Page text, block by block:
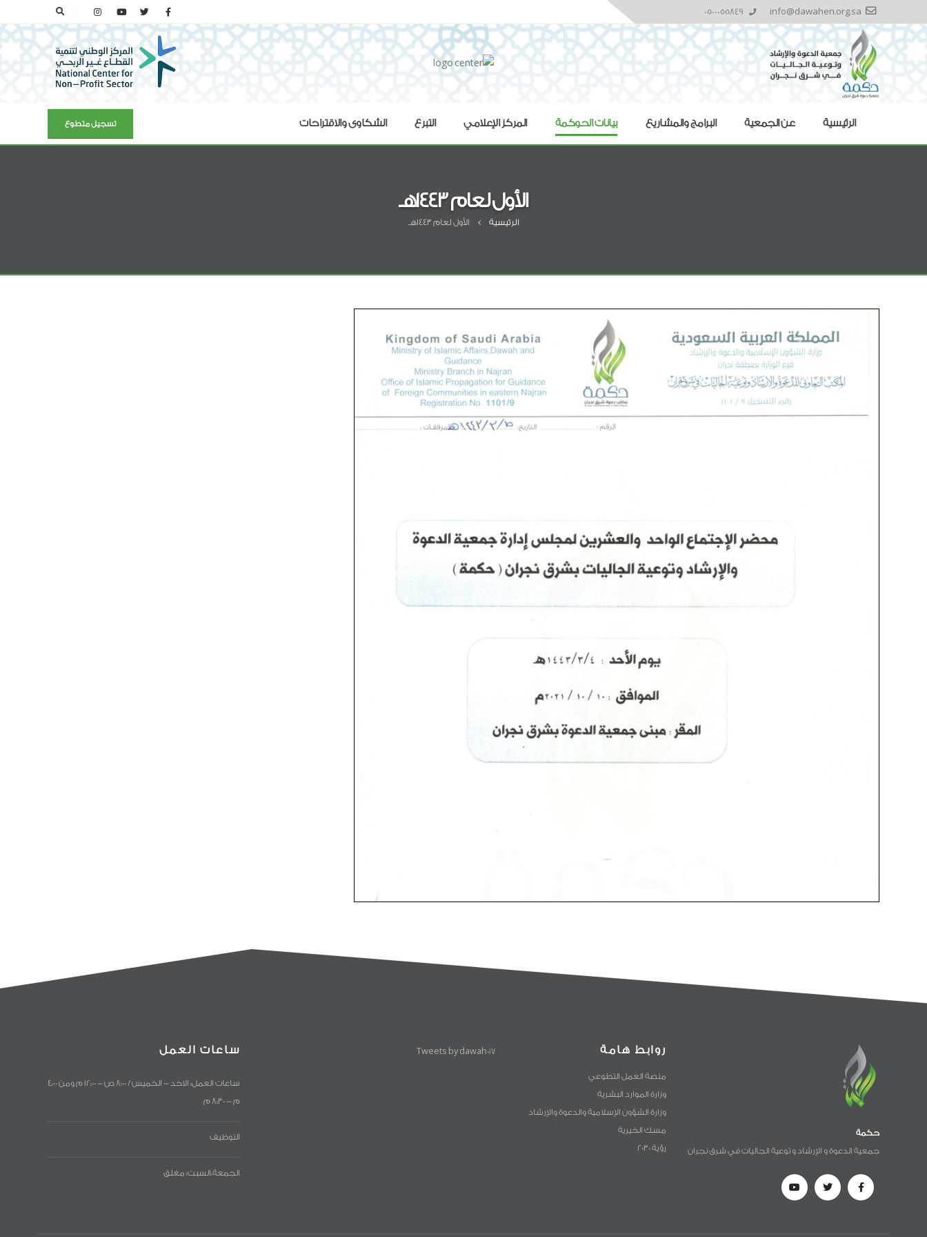
info@dawahen.org.sa
الرئيسية عن الجمعية البرامج والمشاريع بيانات الحوكمة المركز الإعلامي التبرع الشكاوى والاقتراحات تسجيل متطوع
الأول لعام 1443هـ
الرئيسية الأول لعام 1443هـ
حكمة
جمعية الدعوة و الإرشاد و توعية الجاليات في شرق نجران
روابط هامة
منصة العمل التطوعي
وزارة الموارد البشرية
وزارة الشؤون الإسلامية والدعوة والإرشاد
مسك الخيرية
رؤية 2030
Tweets by dawah017 ساعات العمل
ساعات العمل: الاحد - الخميس / 8:00 ص - 12:00 م ومن 4:00
م - 8:30 م
التوظيف
الجمعة،السبت: مغلق